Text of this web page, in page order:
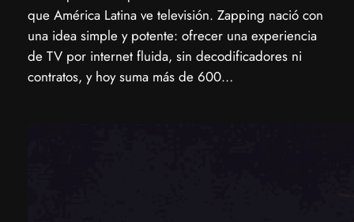
que América Latina ve televisión. ​Zapping nació con
una idea simple y potente: ofrecer una experiencia
de TV por internet fluida, sin decodificadores ni
contratos, y hoy suma más de 600…